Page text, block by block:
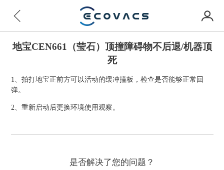
地宝CEN661（莹石）顶撞障碍物不后退/机器顶
死
1、拍打地宝正前方可以活动的缓冲撞板，检查是否能够正常回
弹。
2、重新启动后更换环境使用观察。
是否解决了您的问题？